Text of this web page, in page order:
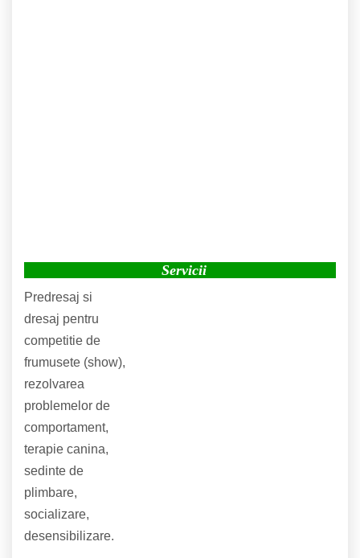
Servicii
Predresaj si
dresaj pentru
competitie de
frumusete (show),
rezolvarea
problemelor de
comportament,
terapie canina,
sedinte de
plimbare,
socializare,
desensibilizare.